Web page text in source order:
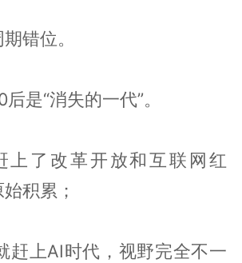
错位。
是“消失的一代”。
上了改革开放和互联网红
积累；
赶上AI时代，视野完全不一